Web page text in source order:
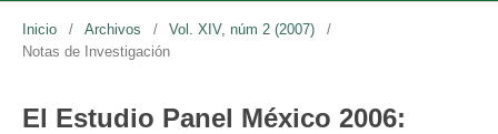
Inicio / Archivos / Vol. XIV, núm 2 (2007)
/
Notas de Investigación
El Estudio Panel México 2006: